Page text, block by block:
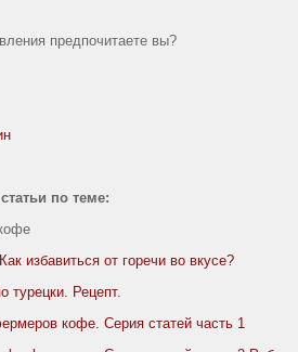
предпочитаете вы?
по теме:
избавиться от горечи во вкусе?
турецки. Рецепт.
кофе. Серия статей часть 1